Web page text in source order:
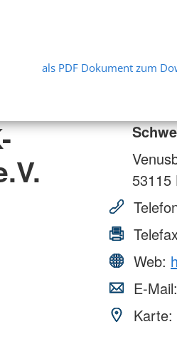
als PDF Dokument zum
53115
Web:
E-Mail:
Karte: